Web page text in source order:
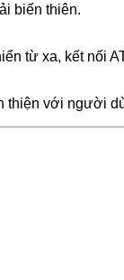
biến thiên.
từ xa, kết nối
với người